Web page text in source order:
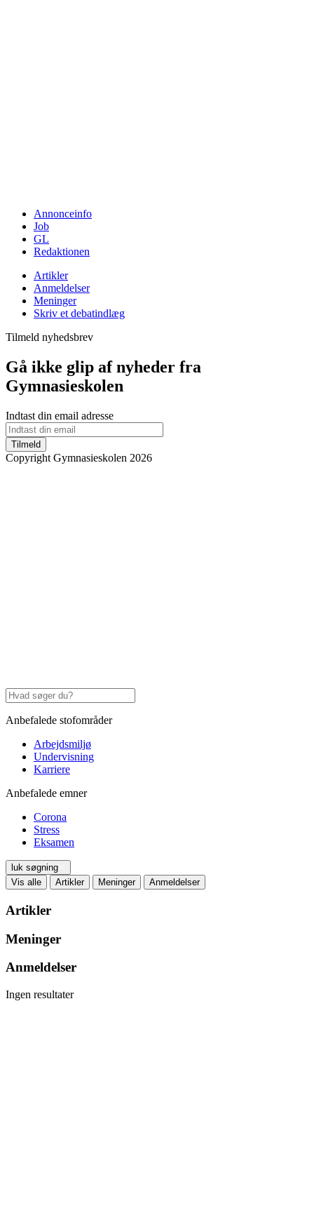
Annonceinfo
Job
GL
Redaktionen
Artikler
Anmeldelser
Meninger
Skriv et debatindlæg
Tilmeld nyhedsbrev
Gå ikke glip af nyheder fra
Gymnasieskolen
Indtast din email adresse
Tilmeld
Copyright Gymnasieskolen 2026
Anbefalede stofområder
Arbejdsmiljø
Undervisning
Karriere
Anbefalede emner
Corona
Stress
Eksamen
luk søgning
Vis alle
Artikler Meninger Anmeldelser
Artikler
Meninger
Anmeldelser
Ingen resultater